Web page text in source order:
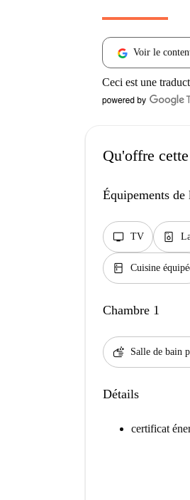
Voir le
Ceci est une
Qu'offre
Équipements
tv TV dishwasher_gen
kitchen Cuisine
Chambre 1
soap Salle de bain
Détails
certificat